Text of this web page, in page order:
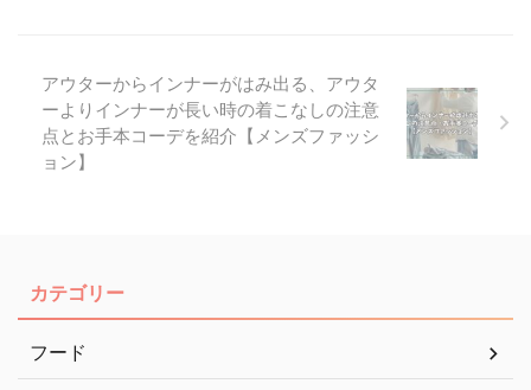
アウターからインナーがはみ出る、アウタ
ーよりインナーが長い時の着こなしの注意
点とお手本コーデを紹介【メンズファッシ
ョン】
カテゴリー
フード